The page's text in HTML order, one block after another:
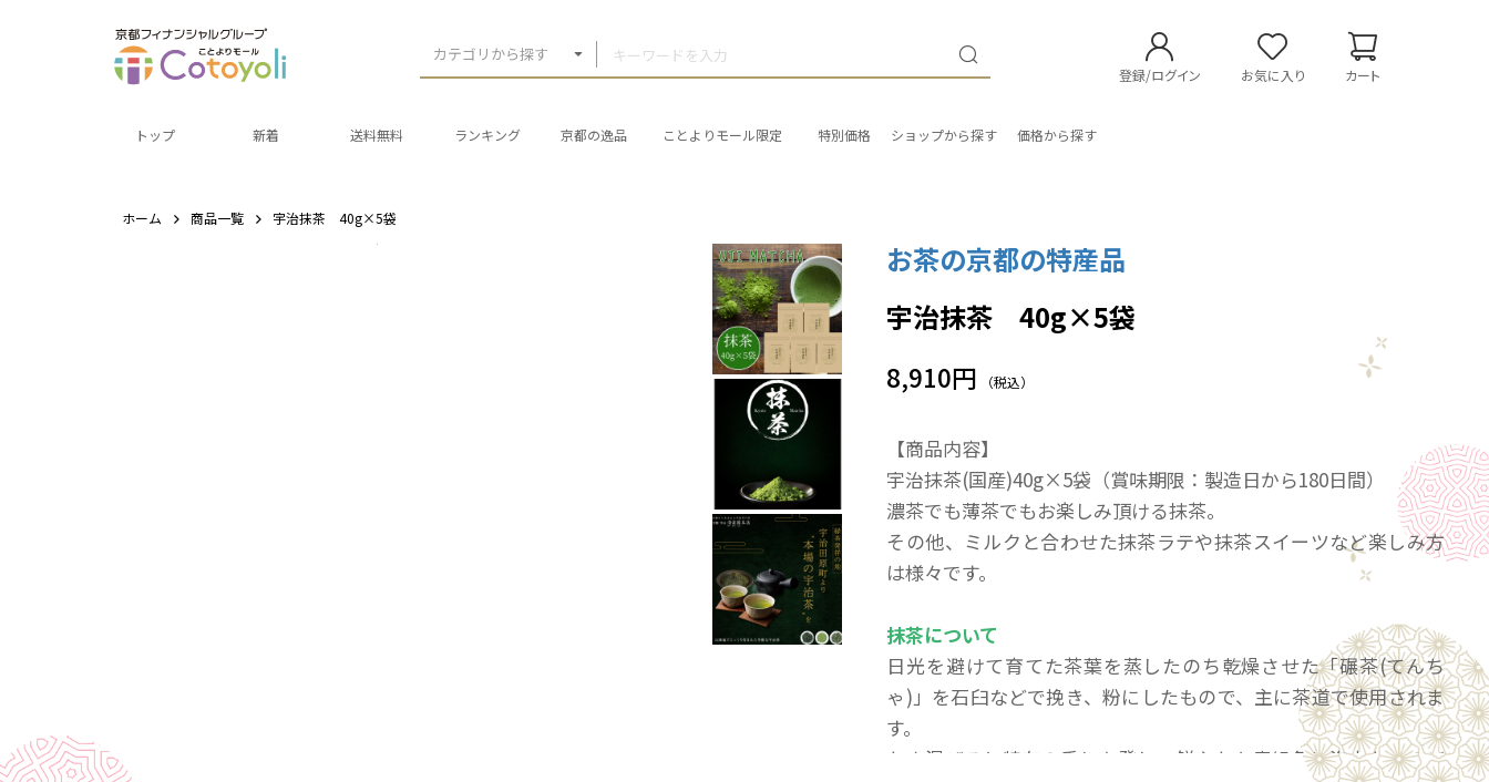
カテゴリから探す
登録/ログイン お気に入り カート
トップ 新着 送料無料 ランキング 京都の逸品 ことよりモール限定 特別価格 ショップから探す 価格から探す
ホーム 商品一覧 宇治抹茶 40g×5袋
お茶の京都の特産品
宇治抹茶 40g×5袋
8,910円 （税込）
【商品内容】
宇治抹茶(国産)40g×5袋（賞味期限：製造日から180日間）
濃茶でも薄茶でもお楽しみ頂ける抹茶。
その他、ミルクと合わせた抹茶ラテや抹茶スイーツなど楽しみ方
は様々です。
抹茶について
日光を避けて育てた茶葉を蒸したのち乾燥させた「碾茶(てんち
ゃ)」を石臼などで挽き、粉にしたもので、主に茶道で使用されま
す。
かき混ぜると特有の香りを発し、鮮やかな青緑色に泡立ち、のど